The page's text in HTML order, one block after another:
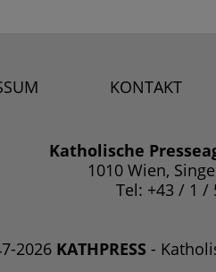
KONTAKT
Katholische
1010 Wien,
Tel: +43 / 1 /
2026 KATHPRESS -